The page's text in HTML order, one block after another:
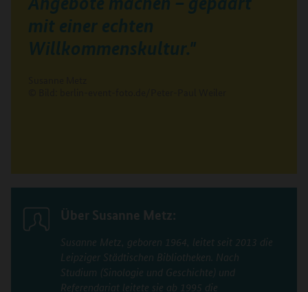
mit einer echten
Willkommenskultur."
Über Susanne Metz:
Susanne Metz, geboren 1964, leitet seit 2013 die
Leipziger Städtischen Bibliotheken. Nach
Studium (Sinologie und Geschichte) und
Referendariat leitete sie ab 1995 die